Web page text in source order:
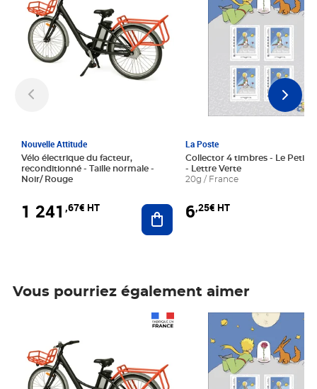
Nouvelle Attitude
Vélo électrique du facteur,
reconditionné - Taille normale -
Noir/ Rouge
1 241 ,67€ HT Ajouter au panier
La Poste
Collector 4 timbres - Le Petit
- Lettre Verte
20g / France
6,25€ HT
Vous pourriez également aimer
Prix 6,25€ HT